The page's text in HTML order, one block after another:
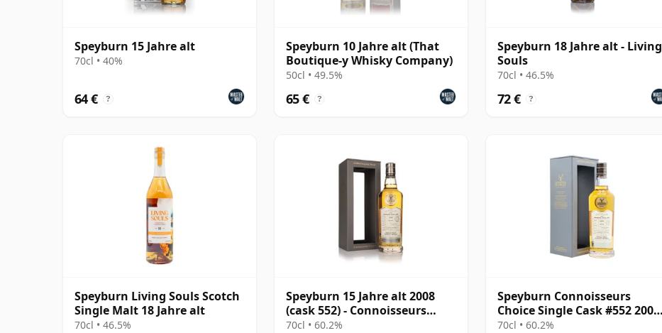
Speyburn 15 Jahre alt
70cl • 40%
64 € ?
Speyburn 10 Jahre alt (That
Boutique-y Whisky Company)
50cl • 49.5%
65 € ?
Speyburn 18 Jahre alt - Living
Souls
70cl • 46.5%
72 € ?
Speyburn Living Souls Scotch
Single Malt 18 Jahre alt
70cl • 46.5%
Speyburn 15 Jahre alt 2008
(cask 552) - Connoisseurs
Choice
70cl • 60.2%
Speyburn Connoisseurs
Choice Single Cask #552 2008
15 Jahre alt
70cl • 60.2%